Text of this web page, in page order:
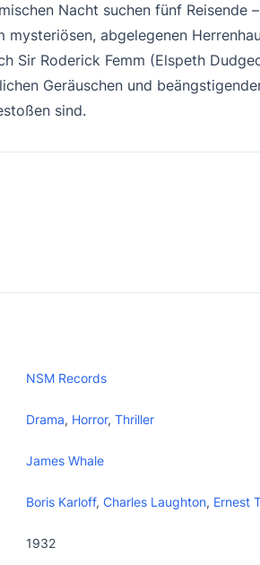
Nacht suchen fünf
mysteriösen, abgelegenen
Sir Roderick Femm (Elspeth
Geräuschen und
sind.
NSM Records
Drama, Horror, Thriller
James Whale
Boris Karloff, Charles Laughton, Ernest
1932